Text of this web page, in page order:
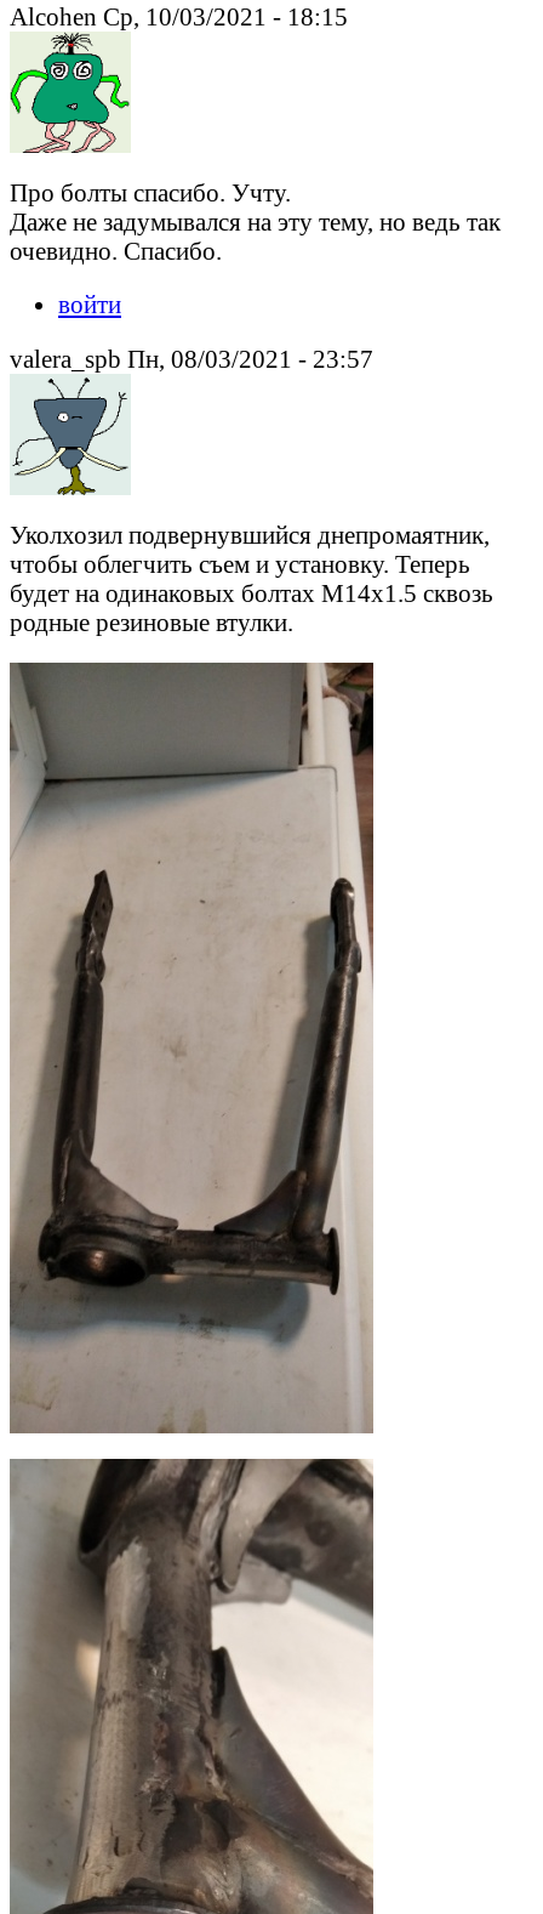
Alcohen Ср, 10/03/2021 - 18:15
Про болты спасибо. Учту.
Даже не задумывался на эту тему, но ведь так
очевидно. Спасибо.
войти
valera_spb Пн, 08/03/2021 - 23:57
Уколхозил подвернувшийся днепромаятник,
чтобы облегчить съем и установку. Теперь
будет на одинаковых болтах М14х1.5 сквозь
родные резиновые втулки.